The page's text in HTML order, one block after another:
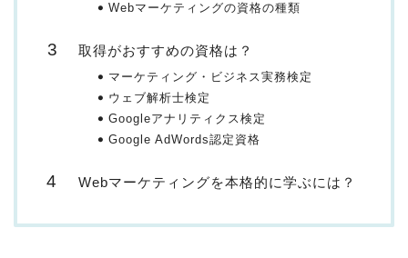
Webマーケティングの資格の種類
取得がおすすめの資格は？
マーケティング・ビジネス実務検定
ウェブ解析士検定
Googleアナリティクス検定
Google AdWords認定資格
Webマーケティングを本格的に学ぶには？